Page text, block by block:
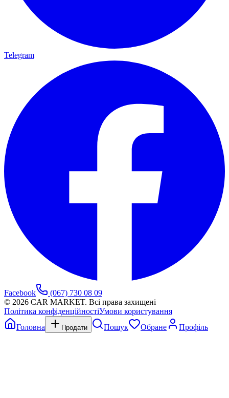
Telegram
Facebook
(067) 730 08 09
© 2026 CAR MARKET. Всі права захищені
Політика конфіденційностіУмови користування
Головна
Продати Пошук Обране Профіль